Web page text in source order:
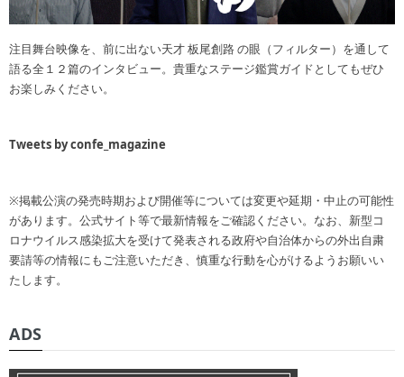
注目舞台映像を、前に出ない天才 板尾創路 の眼（フィルター）を通して
語る全１２篇のインタビュー。貴重なステージ鑑賞ガイドとしてもぜひ
お楽しみください。
Tweets by confe_magazine
※掲載公演の発売時期および開催等については変更や延期・中止の可能性
があります。公式サイト等で最新情報をご確認ください。なお、新型コ
ロナウイルス感染拡大を受けて発表される政府や自治体からの外出自粛
要請等の情報にもご注意いただき、慎重な行動を心がけるようお願いい
たします。
ADS